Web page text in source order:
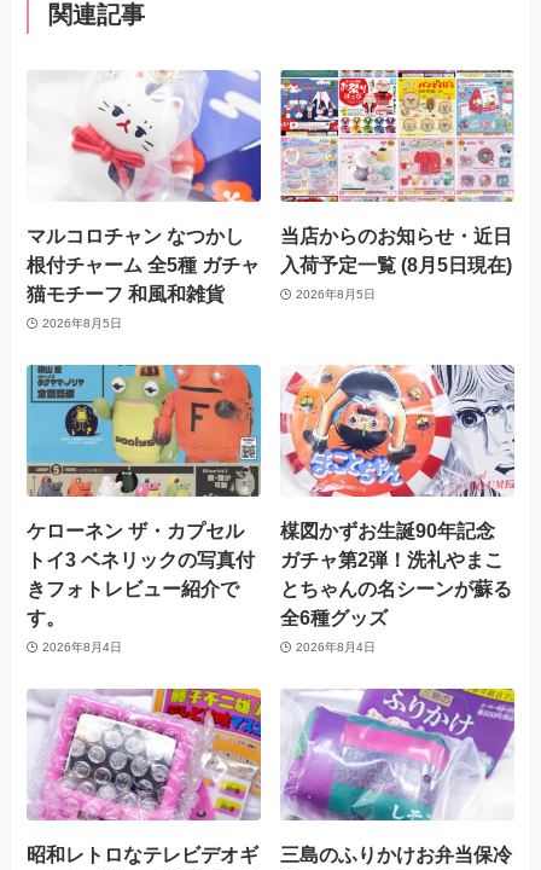
関連記事
マルコロチャン なつかし
根付チャーム 全5種 ガチャ
猫モチーフ 和風和雑貨
2026年8月5日
当店からのお知らせ・近日
入荷予定一覧 (8月5日現在)
2026年8月5日
ケローネン ザ・カプセル
トイ3 ベネリックの写真付
きフォトレビュー紹介で
す。
2026年8月4日
楳図かずお生誕90年記念
ガチャ第2弾！洗礼やまこ
とちゃんの名シーンが蘇る
全6種グッズ
2026年8月4日
昭和レトロなテレビデオギ
三島のふりかけお弁当保冷